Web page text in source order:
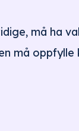
må ha
må